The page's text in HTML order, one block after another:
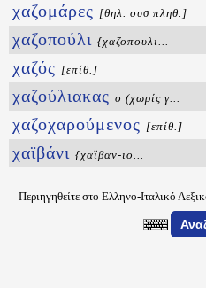
χαζομάρες [θηλ. ουσ πληθ.]
χαζοπούλι {χαζοπουλι...
χαζός [επίθ.]
χαζούλιακας ο (χωρίς γ...
χαζοχαρούμενος [επίθ.]
χαϊβάνι {χαϊβαν-ιο...
Περιηγηθείτε στο Ελληνο-Ιταλικό